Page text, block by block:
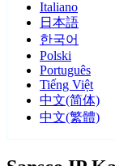
Italiano
日本語
한국어
Polski
Português
Tiếng Việt
中文(简体)
中文(繁體)